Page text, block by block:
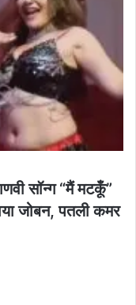
सॉन्ग “मैं मटकूँ”
जोबन, पतली कमर